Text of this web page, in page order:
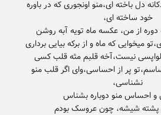
دل باخته ای،منو اونجوری که در باوره
نیست،آخه قلبم مثه قلب کسی
پر از احساسی،وای اگر قلب منو